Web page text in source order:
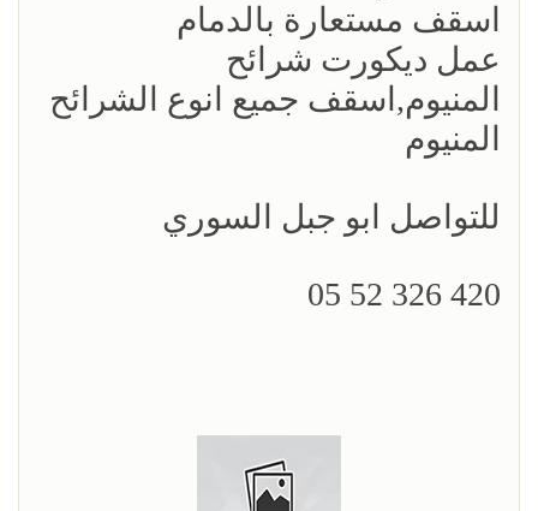
اسقف مستعارة بالدمام
عمل ديكورت شرائح
المنيوم,اسقف جميع انوع الشرائح
المنيوم
للتواصل ابو جبل السوري
420 326 52 05